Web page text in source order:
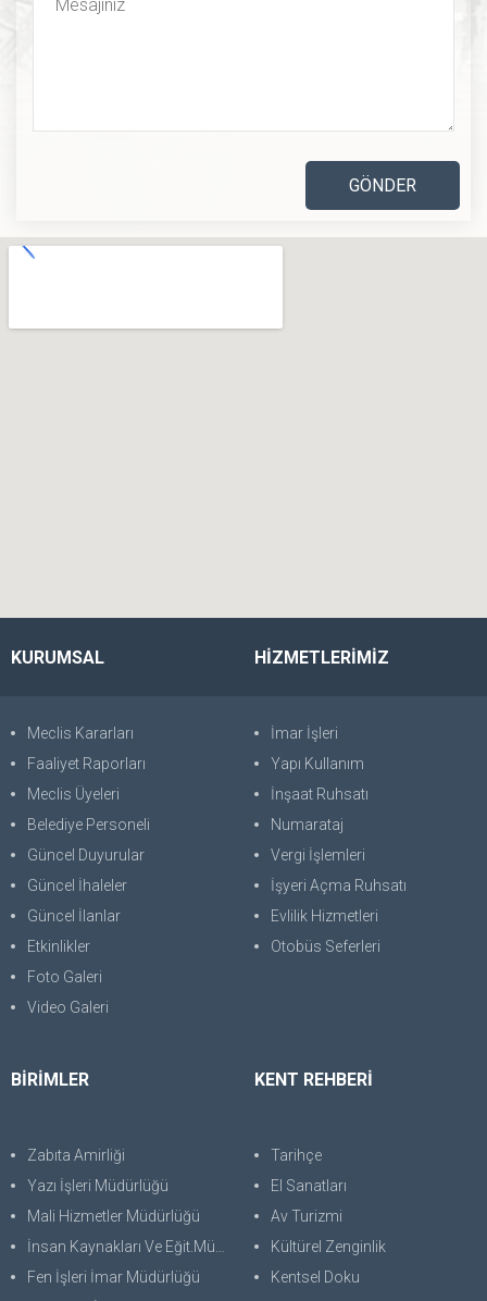
KURUMSAL
Meclis Kararları
Faaliyet Raporları
Meclis Üyeleri
Belediye Personeli
Güncel Duyurular
Güncel İhaleler
Güncel İlanlar
Etkinlikler
Foto Galeri
Video Galeri
HİZMETLERİMİZ
İmar İşleri
Yapı Kullanım
İnşaat Ruhsatı
Numarataj
Vergi İşlemleri
İşyeri Açma Ruhsatı
Evlilik Hizmetleri
Otobüs Seferleri
BİRİMLER
Zabıta Amirliği
Yazı İşleri Müdürlüğü
Mali Hizmetler Müdürlüğü
İnsan Kaynakları Ve Eğit.Müdürlüğü
Fen İşleri İmar Müdürlüğü
KENT REHBERİ
Tarihçe
El Sanatları
Av Turizmi
Kültürel Zenginlik
Kentsel Doku